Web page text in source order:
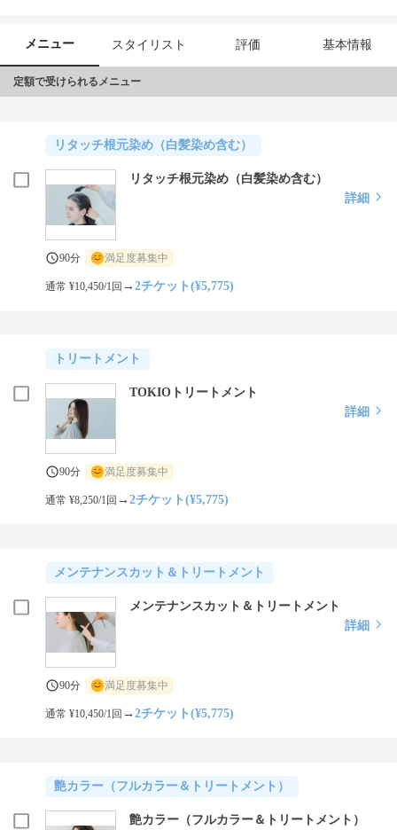
メニュー スタイリスト 評価 基本情報
定額で受けられるメニュー
リタッチ根元染め（白髪染め含む）
リタッチ根元染め（白髪染め含む）
詳細
90分 満足度募集中
通常 ¥10,450/1回 →2チケット(¥5,775)
トリートメント
TOKIOトリートメント
詳細
90分 満足度募集中
通常 ¥8,250/1回 →2チケット(¥5,775)
メンテナンスカット＆トリートメント
メンテナンスカット＆トリートメント
詳細
90分 満足度募集中
通常 ¥10,450/1回 →2チケット(¥5,775)
艶カラー（フルカラー＆トリートメント）
艶カラー（フルカラー＆トリートメント）